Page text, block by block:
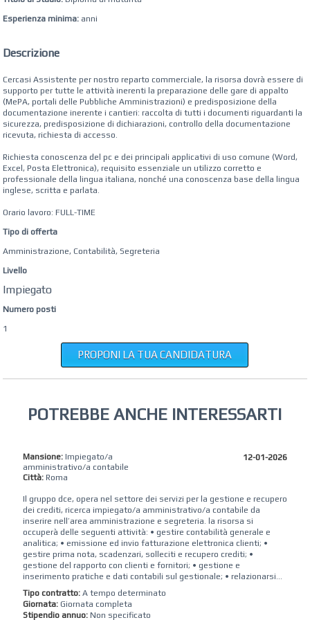
Esperienza minima: anni
Descrizione
Cercasi Assistente per nostro reparto commerciale, la risorsa dovrà essere di
supporto per tutte le attività inerenti la preparazione delle gare di appalto
(MePA, portali delle Pubbliche Amministrazioni) e predisposizione della
documentazione inerente i cantieri: raccolta di tutti i documenti riguardanti la
sicurezza, predisposizione di dichiarazioni, controllo della documentazione
ricevuta, richiesta di accesso.
Richiesta conoscenza del pc e dei principali applicativi di uso comune (Word,
Excel, Posta Elettronica), requisito essenziale un utilizzo corretto e
professionale della lingua italiana, nonché una conoscenza base della lingua
inglese, scritta e parlata.
Orario lavoro: FULL-TIME
Tipo di offerta
Amministrazione, Contabilità, Segreteria
Livello
Impiegato
Numero posti
1
PROPONI LA TUA CANDIDATURA
POTREBBE ANCHE INTERESSARTI
Mansione:Impiegato/a
amministrativo/a contabile
Città:Roma
12-01-2026
Il gruppo dce, opera nel settore dei servizi per la gestione e recupero
dei crediti, ricerca impiegato/a amministrativo/a contabile da
inserire nell’area amministrazione e segreteria. la risorsa si
occuperà delle seguenti attività: • gestire contabilità generale e
analitica; • emissione ed invio fatturazione elettronica clienti; •
gestire prima nota, scadenzari, solleciti e recupero crediti; •
gestione del rapporto con clienti e fornitori; • gestione e
inserimento pratiche e dati contabili sul gestionale; • relazionarsi...
Tipo contratto:A tempo determinato
Giornata: Giornata completa
Stipendio annuo: Non specificato